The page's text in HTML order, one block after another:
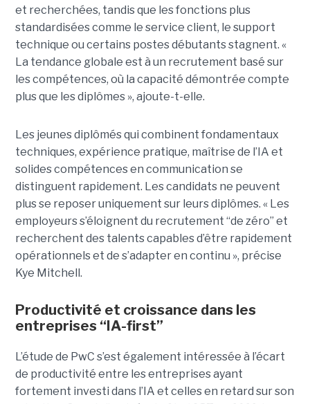
et recherchées, tandis que les fonctions plus
standardisées comme le service client, le support
technique ou certains postes débutants stagnent. «
La tendance globale est à un recrutement basé sur
les compétences, où la capacité démontrée compte
plus que les diplômes », ajoute-t-elle.
Les jeunes diplômés qui combinent fondamentaux
techniques, expérience pratique, maîtrise de l’IA et
solides compétences en communication se
distinguent rapidement. Les candidats ne peuvent
plus se reposer uniquement sur leurs diplômes. « Les
employeurs s’éloignent du recrutement “de zéro” et
recherchent des talents capables d’être rapidement
opérationnels et de s’adapter en continu », précise
Kye Mitchell.
Productivité et croissance dans les
entreprises “IA-first”
L’étude de PwC s’est également intéressée à l’écart
de productivité entre les entreprises ayant
fortement investi dans l’IA et celles en retard sur son